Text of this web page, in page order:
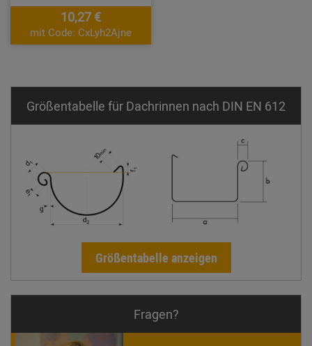
10,27 €
mit Code: CxLyh2Ajne
Größentabelle für Dachrinnen nach DIN EN 612
Größentabelle anzeigen
Fragen?